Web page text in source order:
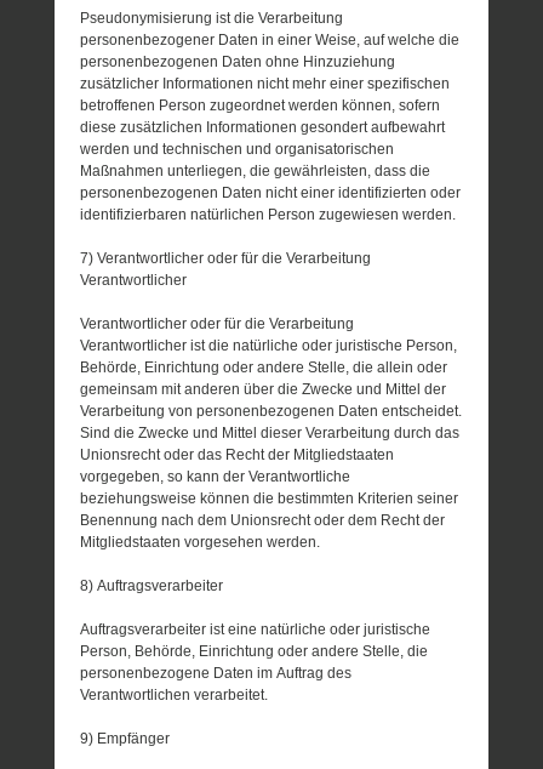
Pseudonymisierung ist die Verarbeitung
personenbezogener Daten in einer Weise, auf welche die
personenbezogenen Daten ohne Hinzuziehung
zusätzlicher Informationen nicht mehr einer spezifischen
betroffenen Person zugeordnet werden können, sofern
diese zusätzlichen Informationen gesondert aufbewahrt
werden und technischen und organisatorischen
Maßnahmen unterliegen, die gewährleisten, dass die
personenbezogenen Daten nicht einer identifizierten oder
identifizierbaren natürlichen Person zugewiesen werden.
7) Verantwortlicher oder für die Verarbeitung
Verantwortlicher
Verantwortlicher oder für die Verarbeitung
Verantwortlicher ist die natürliche oder juristische Person,
Behörde, Einrichtung oder andere Stelle, die allein oder
gemeinsam mit anderen über die Zwecke und Mittel der
Verarbeitung von personenbezogenen Daten entscheidet.
Sind die Zwecke und Mittel dieser Verarbeitung durch das
Unionsrecht oder das Recht der Mitgliedstaaten
vorgegeben, so kann der Verantwortliche
beziehungsweise können die bestimmten Kriterien seiner
Benennung nach dem Unionsrecht oder dem Recht der
Mitgliedstaaten vorgesehen werden.
8) Auftragsverarbeiter
Auftragsverarbeiter ist eine natürliche oder juristische
Person, Behörde, Einrichtung oder andere Stelle, die
personenbezogene Daten im Auftrag des
Verantwortlichen verarbeitet.
9) Empfänger